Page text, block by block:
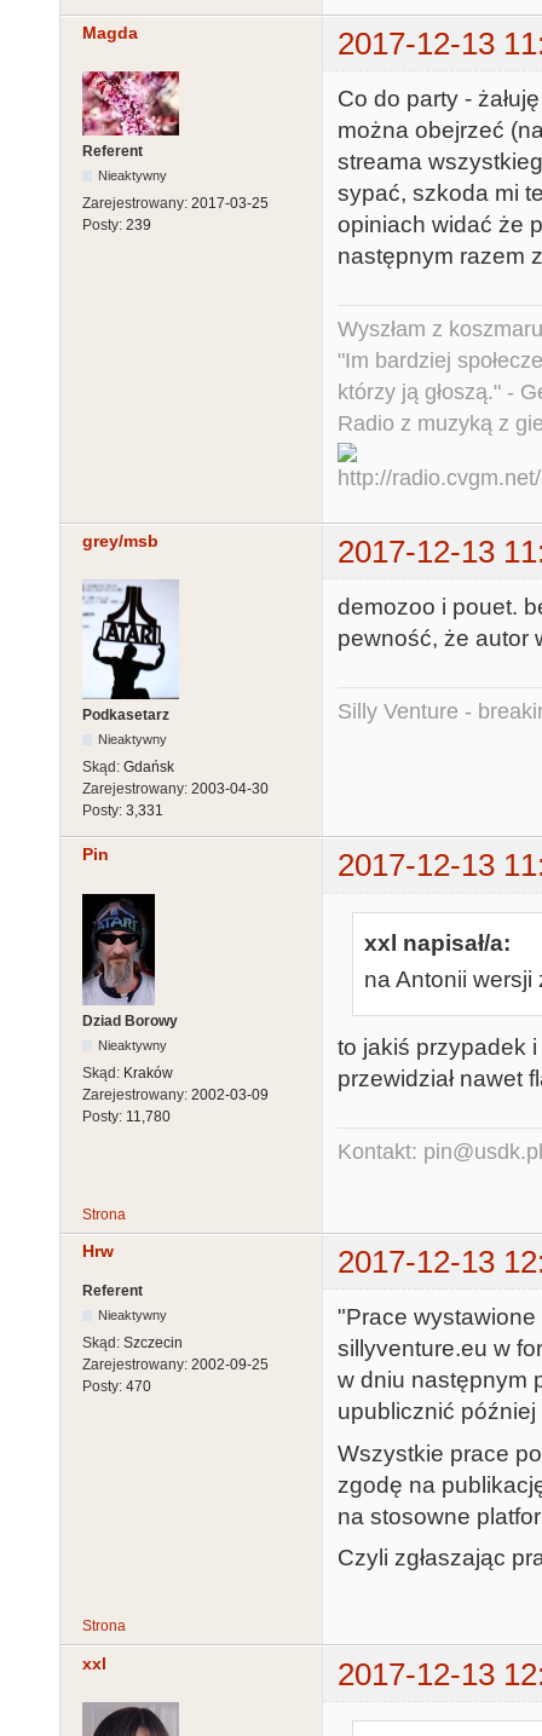
Magda 2017-12-13
Referent
Nieaktywny
Zarejestrowany: 2017-03-25
Posty: 239
Co do party -
można obejrzeć
streama
sypać, szkoda mi
opiniach widać że
następnym razem
Wyszłam z
"Im bardziej
którzy ją głoszą." -
Radio z muzyką z
grey/msb 2017-12-13
Podkasetarz
Nieaktywny
Skąd: Gdańsk
Zarejestrowany: 2003-04-30
Posty: 3,331
demozoo i pouet.
pewność, że autor
Silly Venture -
Pin 2017-12-13
Dziad Borowy
Nieaktywny
Skąd: Kraków
Zarejestrowany: 2002-03-09
Posty: 11,780
xxl napisał/a:
na Antonii wersji
to jakiś przypadek
przewidział nawet
Kontakt: pin@usdk.pl
Strona
Hrw 2017-12-13
Referent
Nieaktywny
Skąd: Szczecin
Zarejestrowany: 2002-09-25
Posty: 470
"Prace
sillyventure.eu w
w dniu następnym
upublicznić
Wszystkie prace
zgodę na
na stosowne
Czyli zgłaszając
Strona
xxl 2017-12-13